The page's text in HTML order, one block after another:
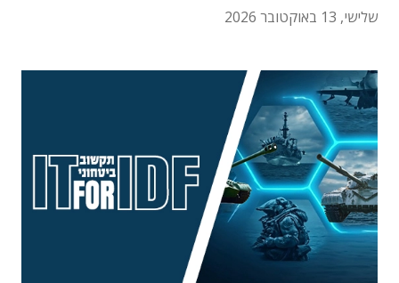
שלישי, 13 באוקטובר 2026